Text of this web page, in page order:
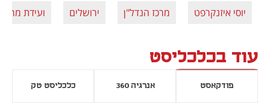
יוסי איזנקרפט מרכז הנדל"ן ירושלים ועידת
עוד בכלכליסט
פודקאסט אנרגיה 360 כלכליסט טק